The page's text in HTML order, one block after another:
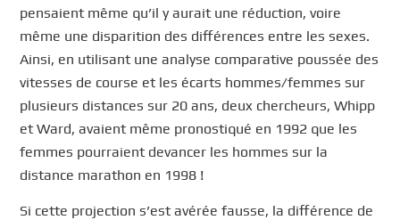
pensaient même qu’il y aurait une réduction, voire
même une disparition des différences entre les sexes.
Ainsi, en utilisant une analyse comparative poussée des
vitesses de course et les écarts hommes/femmes sur
plusieurs distances sur 20 ans, deux chercheurs, Whipp
et Ward, avaient même pronostiqué en 1992 que les
femmes pourraient devancer les hommes sur la
distance marathon en 1998 !
Si cette projection s’est avérée fausse, la différence de